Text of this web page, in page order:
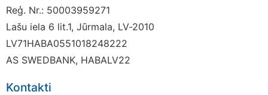
Reģ. Nr.: 50003959271
Lašu iela 6 lit.1, Jūrmala, LV-2010
LV71HABA0551018248222
AS SWEDBANK, HABALV22
Kontakti